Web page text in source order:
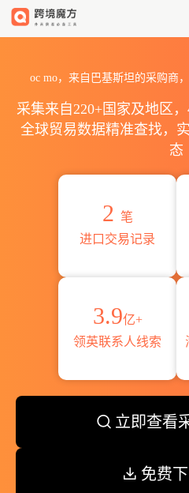
oc mo，来自巴基斯坦的采购商
采集来自220+国家及地区
全球贸易数据精准查找，
态
2 笔
进口交易记录
3.9亿+
领英联系人线索
立即查看
免费